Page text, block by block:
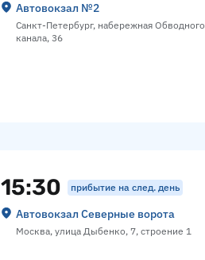
Автовокзал №2
Санкт-Петербург, набережная Обводного
канала, 36
15:30 прибытие на след. день
Автовокзал Северные ворота
Москва, улица Дыбенко, 7, строение 1